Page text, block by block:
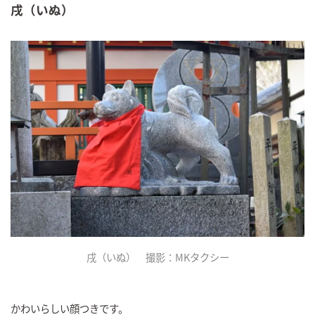
戌（いぬ）
戌（いぬ） 撮影：MKタクシー
かわいらしい顔つきです。